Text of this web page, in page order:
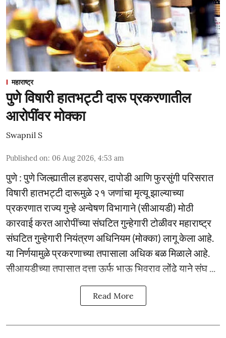
महाराष्ट्र
पुणे विषारी हातभट्टी दारू प्रकरणातील
आरोपींवर मोक्का
Swapnil S
Published on: 06 Aug 2026, 4:53 am
पुणे : पुणे जिल्ह्यातील हडपसर, दापोडी आणि फुरसुंगी परिसरात
विषारी हातभट्टी दारूमुळे २१ जणांचा मृत्यू झाल्याच्या
प्रकरणात राज्य गुन्हे अन्वेषण विभागाने (सीआयडी) मोठी
कारवाई करत आरोपींच्या संघटित गुन्हेगारी टोळीवर महाराष्ट्र
संघटित गुन्हेगारी नियंत्रण अधिनियम (मोक्का) लागू केला आहे.
या निर्णयामुळे प्रकरणाच्या तपासाला अधिक बळ मिळाले आहे.
सीआयडीच्या तपासात दत्ता ऊर्फ भाऊ भिवराव लोंढे याने संघ ...
Read More